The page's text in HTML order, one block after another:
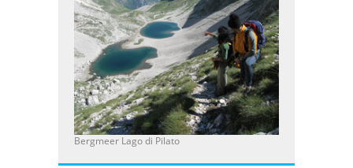
Bergmeer Lago di Pilato